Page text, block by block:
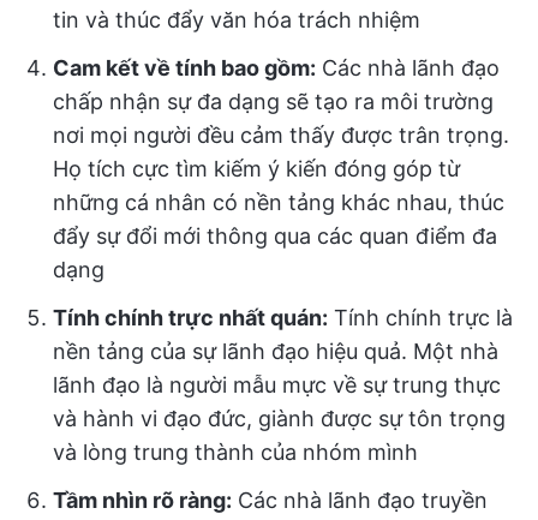
tin và thúc đẩy văn hóa trách nhiệm
Cam kết về tính bao gồm: Các nhà lãnh đạo
chấp nhận sự đa dạng sẽ tạo ra môi trường
nơi mọi người đều cảm thấy được trân trọng.
Họ tích cực tìm kiếm ý kiến đóng góp từ
những cá nhân có nền tảng khác nhau, thúc
đẩy sự đổi mới thông qua các quan điểm đa
dạng
Tính chính trực nhất quán: Tính chính trực là
nền tảng của sự lãnh đạo hiệu quả. Một nhà
lãnh đạo là người mẫu mực về sự trung thực
và hành vi đạo đức, giành được sự tôn trọng
và lòng trung thành của nhóm mình
Tầm nhìn rõ ràng: Các nhà lãnh đạo truyền